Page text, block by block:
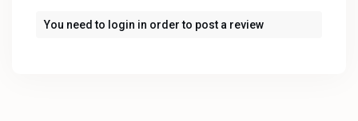
You need to login in order to post a review